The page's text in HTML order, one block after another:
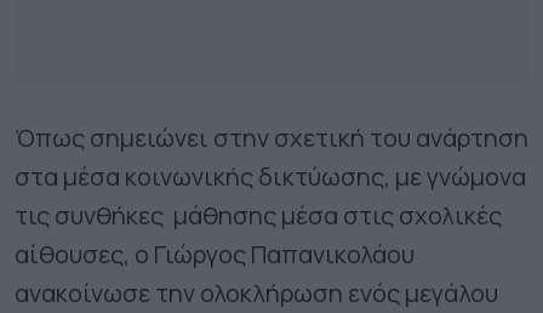
Όπως σημειώνει στην σχετική του ανάρτηση
στα μέσα κοινωνικής δικτύωσης, με γνώμονα
τις συνθήκες μάθησης μέσα στις σχολικές
αίθουσες, ο Γιώργος Παπανικολάου
ανακοίνωσε την ολοκλήρωση ενός μεγάλου